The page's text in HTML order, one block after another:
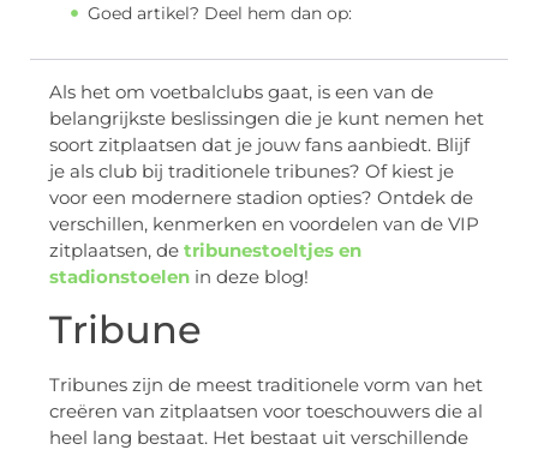
Goed artikel? Deel hem dan op:
Als het om voetbalclubs gaat, is een van de
belangrijkste beslissingen die je kunt nemen het
soort zitplaatsen dat je jouw fans aanbiedt. Blijf
je als club bij traditionele tribunes? Of kiest je
voor een modernere stadion opties? Ontdek de
verschillen, kenmerken en voordelen van de VIP
zitplaatsen, de tribunestoeltjes en
stadionstoelen in deze blog!
Tribune
Tribunes zijn de meest traditionele vorm van het
creëren van zitplaatsen voor toeschouwers die al
heel lang bestaat. Het bestaat uit verschillende